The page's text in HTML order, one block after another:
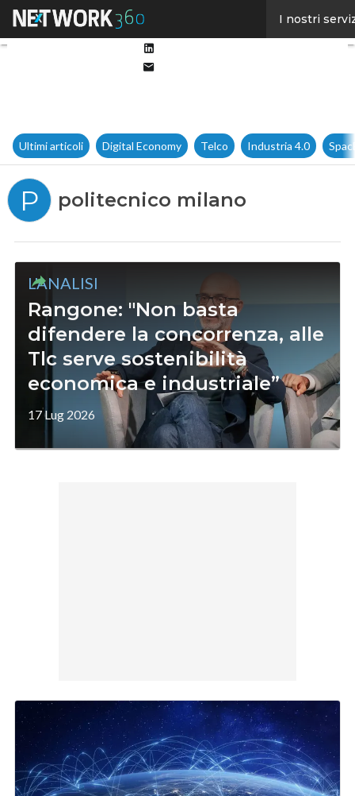
I nostri
Ultimi articoli Digital Economy Telco Industria 4.0
P politecnico milano
L'ANALISI
Rangone: "Non basta
difendere la concorrenza, alle
Tlc serve sostenibilità
economica e industriale”
17 Lug 2026